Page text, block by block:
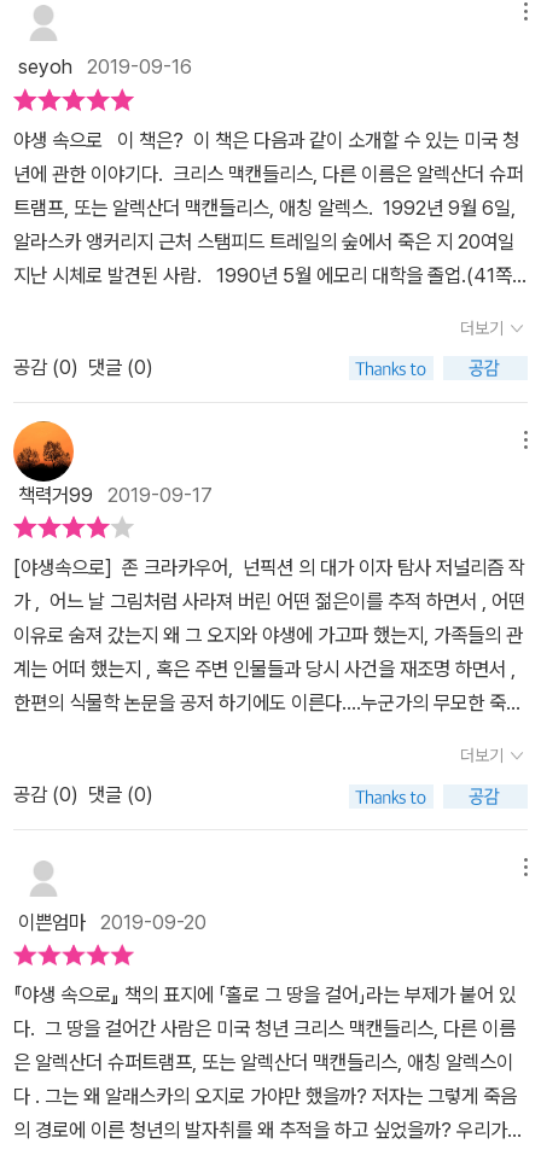
부터 잭 런던에 빠져 있었다. 잭 런던의 자본주의 사회에 대한 맹렬한
비판, 원시 세계에 대한 찬사, 하층민에 대한 옹호, 이 모든 것에 열광
했다. …… 이런 이야기들에 매료된 나머지 그것이 소설이라는 것을,
아북극 지역 황야의 실제 삶이라기보다는 잭 런던의 낭만적인 정서가
가미된 상상력의 산물이라는 사실을 잊은 것 같았다. 잭 런던이 그 북
쪽 지방에서 단 한 해 겨울을 보냈을 뿐이며, 책에서 자신이 옹호한 이
상과는 좀 다른 정착 생활을 하면서 아무 생각 없이 술을 마시고 살이
찌고 처량하게 살다가 마흔 살의 나이에 캘리포니아의 집에서 자살했
는 젊음의 낭만을 꿈꾸는 사람들은 예전부터 매우 많았다. 그럼에도
크리스 맥캔들리스에게는 다른 방랑자들과 다른 점이 있었다. 감정이
풍부한 한 사람의 청년, 책을 굉장히 많이 읽었으면서도 아주 기초적
인 상식조차 갖추지 못한 머리가 이상한 젊은이 정도로 정형화하기
쉽다. 하지만 이런 식의 상투적인 틀은 맞지 않다. 그는 갈피를 잡지
못한 채 혼란스러워하고 실존주의적 절망에 괴로워하는 무책임한 게
으름뱅이가 아니었다. 오히려 그 반대다. (304p) 우연이 가른 삶과
죽음의 경계, 그가 남긴 것 크리스 맥캔들리스의 사인은 크라카우어
의 오랜 추적으로 20여 년이 흐른 뒤 밝혀졌다. 홀로 알래스카의 자
연으로 걸어 들어간 한 청년의 죽음은 단순한 우연과 무지에서 비롯
되었고, 가족과 미국 사회 역시 그것을 깊이 알지 못했다. 오빠는 자기
생명이 달린 일이라 해도 일부러 숲을 태우는 일은 절대 못했을 거예
요. 그렇게 했어야 한다고 말하는 사람들은 오빠를 전혀 모르는 거예
으로 찬양받거나 유복한 가정 출신의 공상에 빠진 순진하고 어리석은
수밖에 없다고 생각해요. 인정하기는 싫지만, 불과 얼마 전만 해도 나
역시 까딱하면 맥캔들리스와 똑같은 위험에 빠졌을 거예요. 처음 알
래스카에 왔을 때 그와 많이 비슷했던 것 같아요. 나 역시 미숙했고 열
정적이었죠. 그리고 맥캔들리스를 비난하는 이들을 포함해 알래스카
사람 중에도 처음 이곳에 왔을 때 그 사람과 비슷했던 사람들이 많았
을 거라고 나는 확신해요. 아마도 그래서 그들이 맥캔들리스에게 그
처럼 혹독한 걸 거예요. 그를 보면 자신의 예전 모습이 생생하게 떠오
8000미터에 재난상황을 겪는 모습에서 인간의 (자연에 도전한)어리
생하게 묘사했다. 이번에도 ‘자연’과 ‘인간’을 소재로 한다. 무모함에
가까운 용기로 야생에 몸을 던진 한 청년의 삶과 죽음, 과연 전작만큼
의 감동이 있을까?‘론, 삶에서 더 많은 걸 얻고 싶다면, 단조로운 안정
감에 기대고 싶은 마음을 버리고 설령 처음에는 미친 것처럼 보이더
라도 뭔가를 저지르는 삶의 방식을 받아들여야 해요. 일단 그런 삶에
익숙해지면 그 완전한 의미와 엄청난 아름다움을 알게 될 거예요‘이
책은 자연주의 탐사 저널리즘의 대가인 존 크라카우어가 크리스 맥켄
들리스라는 한 청년의 삶과 죽음을 추적하고 기록한 책이다. 1992년
알래스카의 매킨리산 숲속에 버려진 고물 버스에서 부패한 시체가 발
서 자란 청년 크리스 맥켄들리스라는 것이 밝혀진다. 많은 언론은 그
의 미스터리한 죽음에 주목했고, 저널리스트인 존은 그의 일기장을
조사하고 주변인물을 탐문해 그가 사회적인 성공과 경제적인 안정을
가졌음에도 안주하지 않고 도전과 열정적인 삶을 갈망했다는 것을 알
게 된다. ‘야성의 부름을 쓴 잭 런던을 동경하고, ’윌든‘을 쓴 헬리 데
이비드 소로를 애정했으며, 금욕주의자인 톨스토이에게서 많은 영감
을 얻은 이상주의자 크리스 맥켄들리스. 결국 그는 무모할 정도로 거
친 야생에 자신을 집어던졌는데... 존이 추적한 크리스의 모험과 위험
그리고 자연애는 무엇일까?아마존 탐사를 하는 사람, 에베레스트를
하는 사람들이 있다. 그 것이 인간의 과욕이 불러낸 어리석음으로 판
단될지, 자연을 향한 사랑과 찬사로 인한 용기라고 판단될지는 아무
도 모른다. 아마 그 결과나 삶의 가치관에 따라 다를 것이다. 이 책의
주인공 크리스 맥캔들리스 역시 그렇다. 그는 홀로 알래스카의 자연
으로 걸어 들어갔다. 그는 삶의 목적, 생의 열의를 찾고 싶었고, 오래
전부터 자연에 대한 꿈과 열망을 가져왔기 때문이다. 결국 그 끝은 죽
음이었고, 사람들은 그 죽음을 두고 무지에서 비롯된 사고라고 비판
하기도 하고, 순수하고 진취적인 젊음으로 찬양하기도 한다.읽는 내
내 자연, 사람이 접근하지 못한 그 야생속에 홀로 길을 걷는 그의 삶이
위험하고 불안했다. 하지만 그 자연만이 줄 수 있는 광활함과 위대함,
아름다움과 낭만은 왜 그가 그토록 매료되었고 선망했는지 한편으로
이해가 가기도 했다. 무엇이 정답인지는 모르지만, 안주하는 삶과 도
seyoh 2019-09-16
야생 속으로 이 책은? 이 책은 다음과 같이 소개할 수 있는 미국 청
년에 관한 이야기다. 크리스 맥캔들리스, 다른 이름은 알렉산더 슈퍼
트램프, 또는 알렉산더 맥캔들리스, 애칭 알렉스. 1992년 9월 6일,
알라스카 앵커리지 근처 스탬피드 트레일의 숲에서 죽은 지 20여일
지난 시체로 발견된 사람. 1990년 5월 에모리 대학을 졸업.(41쪽)
주가 기록되어 있다.(32쪽)3인칭으로, 자기 자신을 알렉스라 부르는
식으로 기록되어 있다. 다음과 같은 책을 읽거나 좋아했다. 알랙스
는 고전작품을 좋아했다.디킨스, H.G. 웰즈, 마크 트웨인, 잭 런던의
작품을 좋아했다. (77쪽) 잭 런던 『늑대개』 (25쪽), 『야성의 부름』
(68쪽)그는 잭 런던에 깊이 매료되었다. 해서 이런 평가를 받는다.<
잭 런던이 그린 판타지에 푹 빠져 무작정 북부로 온 정신 나간 남부 사
람은 아닐까?>(17쪽)그는 어린 시절부터 잭 런던에 빠져있었다.책
런던의 자본주의 사회에 대한 맹렬한 비판, 원시 세계에 대한 찬사, 하
층민에 대한 옹호, 이 모든 것에 열광했다. (77쪽) 레오 톨스토이
『행복』 (33쪽), 『전쟁과 평화』(40쪽), 『크로이체르 소나타』 (113
쪽) 그는 지인에게 보낸 편지에서 이렇게 말한다.<웨인, 당신은 꼭
『전쟁과 평화』를 읽어야 해요.> (60쪽) 헨리 데이비드 소로 『시민불
복종』 (52쪽), 『월든』 (114쪽) 니콜라스 고골 『대장 불리바』 (30, 3
26쪽) <우리는 책 이야기를 몇 시간 동안이나 했어요. 이곳에는 책
사람이다. 한눈에 봐도 똑똑한 사람이었어요. 책을 많이 읽었더군요.
어려운 단어도 많이 썼죠. 내가 볼 때 그가 힘들게 사는 건 생각이 너
무 많아서이기도 한 것 같아요. (38쪽) 소로와 톨스토이의 추종자이
며 미국 주류의 속물근성이 배인 겉치레에 경멸만을 느끼는 관념론
자. (70쪽) 그는 사람들과 소통을 하지 않았어요. 자신만의 우주에
있는 것 같았어요.(72쪽) 얘기를 해도 꼭 나무나 자연, 뭐 그런 이상
한 것에 대해서만 얘기했죠. 모두들 그가 나사 몇 개는 빠졌다고 생각
했어요. (72쪽) 좋은 사람이긴 한데, 내가 볼 때 콤플렉스가 많았어.
더보기
공감 (0) 댓글 (0)
책력거99 2019-09-17
[야생속으로] 존 크라카우어, 넌픽션 의 대가 이자 탐사 저널리즘 작
가 , 어느 날 그림처럼 사라져 버린 어떤 젊은이를 추적 하면서 , 어떤
이유로 숨져 갔는지 왜 그 오지와 야생에 가고파 했는지, 가족들의 관
계는 어떠 했는지 , 혹은 주변 인물들과 당시 사건을 재조명 하면서 ,
한편의 식물학 논문을 공저 하기에도 이른다....누군가의 무모한 죽음
주인공 맥캔들리스는 활발하고 총명한 젊은이다.. 가족 관계도 좋고
아버지는 나사에서 엔지니어로 일했고 은퇴후 GPS 관련개발 사업으
로 또다른 업적을 쌓아 가는 중이다... 그 누구도 20대 젊은이가 그 먼
길을 나서면서 지도한장 나침반 하나 없이 자연과 야생에만 의지 한
체 살아 나가리라는것은 매우 어렵고 비 현실적인 일임을 잘 안다. 하
지만 당사자인 그와 그들 또래의 나이에 든 혹은 만들어져 가는 어떤
그들은 , 이러한 자연의 야생은 마치 마약과 여자들의 향수에 매혹 당
하는것 처럼 처명적이다... 등반을 해 보있는가,, 가벼운 뒷산 정도를
올라가는 것이 아닌 북미 대륙의 최고봉 매캔리 산 해발 4400미터
가 넘는 정상을 가거나 세계 에서 제일 높은 봉우리 에베레스트를 탐
험 하는것 또한 다른 마력아닌 마력이다.. 어떤 이들은 왜 그러한 무모
한 행동을 하느지에 대해 비판을 늘어 놓지만 당사자의 생각은 완전
더보기
공감 (0) 댓글 (0)
이쁜엄마 2019-09-20
『야생 속으로』 책의 표지에 「홀로 그 땅을 걸어」라는 부제가 붙어 있
다. 그 땅을 걸어간 사람은 미국 청년 크리스 맥캔들리스, 다른 이름
은 알렉산더 슈퍼트램프, 또는 알렉산더 맥캔들리스, 애칭 알렉스이
다 . 그는 왜 알래스카의 오지로 가야만 했을까? 저자는 그렇게 죽음
의 경로에 이른 청년의 발자취를 왜 추적을 하고 싶었을까? 우리가